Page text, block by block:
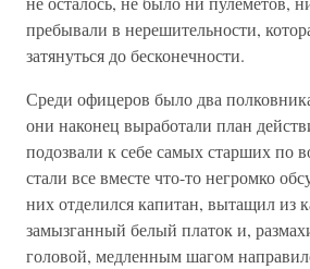
пребывали в нерешительности,
затянуться до бесконечности.
Среди офицеров было два
они наконец выработали план
подозвали к себе самых старших по
стали все вместе что-то негромко
них отделился капитан, вытащил из
замызганный белый платок и,
головой, медленным шагом